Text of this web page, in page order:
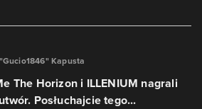
Kapusta
The Horizon i ILLENIUM nagrali
Posłuchajcie tego...